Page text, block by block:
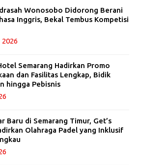
Wonosobo Didorong Berani
Inggris, Bekal Tembus Kompetisi
Semarang Hadirkan Promo
dan Fasilitas Lengkap, Bidik
hingga Pebisnis
Baru di Semarang Timur, Get’s
Olahraga Padel yang Inklusif